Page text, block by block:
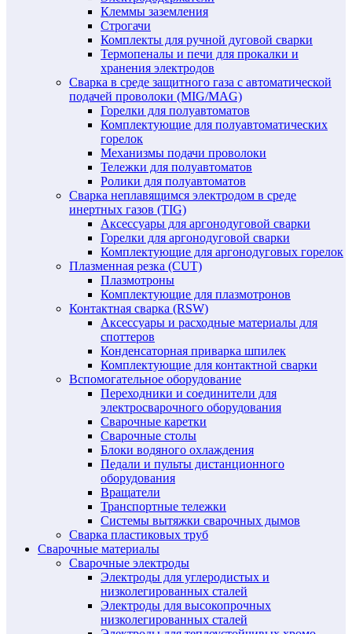
Клеммы заземления
Строгачи
Комплекты для ручной дуговой сварки
Термопеналы и печи для прокалки и
хранения электродов
Сварка в среде защитного газа с автоматической
подачей проволоки (MIG/MAG)
Горелки для полуавтоматов
Комплектующие для полуавтоматических
горелок
Механизмы подачи проволоки
Тележки для полуавтоматов
Ролики для полуавтоматов
Сварка неплавящимся электродом в среде
инертных газов (TIG)
Аксессуары для аргонодуговой сварки
Горелки для аргонодуговой сварки
Комплектующие для аргонодуговых горелок
Плазменная резка (CUT)
Плазмотроны
Комплектующие для плазмотронов
Контактная сварка (RSW)
Аксессуары и расходные материалы для
споттеров
Конденсаторная приварка шпилек
Комплектующие для контактной сварки
Вспомогательное оборудование
Переходники и соединители для
электросварочного оборудования
Сварочные каретки
Сварочные столы
Блоки водяного охлаждения
Педали и пульты дистанционного
оборудования
Вращатели
Транспортные тележки
Системы вытяжки сварочных дымов
Сварка пластиковых труб
Сварочные материалы
Сварочные электроды
Электроды для углеродистых и
низколегированных сталей
Электроды для высокопрочных
низколегированных сталей